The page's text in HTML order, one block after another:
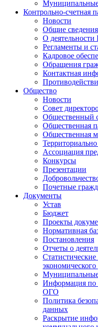
Контрольно-счетная
Новости
Общие
О деятельности
Регламенты и
Кадровое
Обращения
Контактная
Общество
Новости
Совет
Общественный
Общественная
Общественная
Ассоциация
Конкурсы
Презентации
Почетные
Документы
Устав
Бюджет
Проекты
Нормативная
Постановления
Отчеты о
экономического
Информация по
ОГО
Политика
данных
Раскрытие